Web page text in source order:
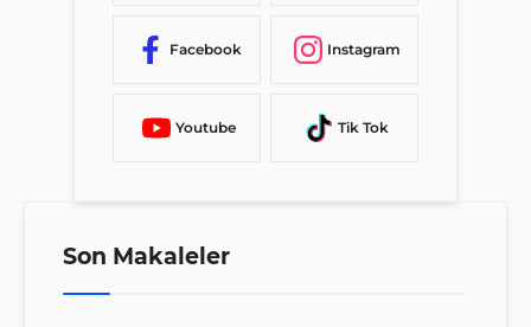
Facebook Instagram
Youtube Tik Tok
Son Makaleler